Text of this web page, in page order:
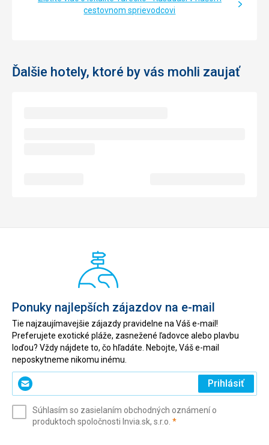
cestovnom sprievodcovi
Ďalšie hotely, ktoré by vás mohli zaujať
Ponuky najlepších zájazdov na e-mail
Tie najzaujímavejšie zájazdy pravidelne na Váš e-mail!
Preferujete exotické pláže, zasnežené ľadovce alebo plavbu
loďou? Vždy nájdete to, čo hľadáte. Nebojte, Váš e-mail
neposkytneme nikomu inému.
Zadajte
svoj
(povinné)
Prihlásiť
Súhlasím so zasielaním obchodných oznámení o
produktoch spoločnosti Invia.sk, s.r.o. *(povinné)